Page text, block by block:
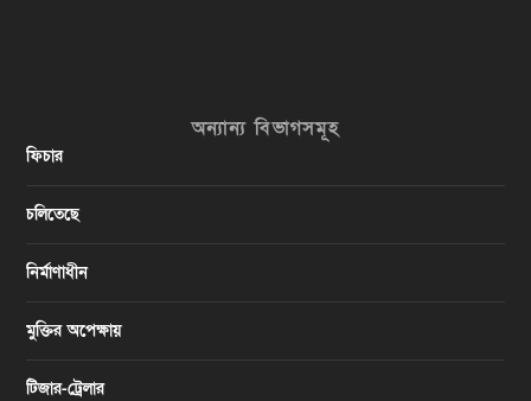
অন্যান্য বিভাগসমূহ
ফিচার
চলিতেছে
নির্মাণাধীন
মুক্তির অপেক্ষায়
টিজার-ট্রেলার